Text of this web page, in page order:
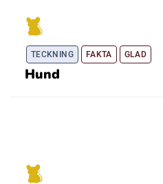
TECKNING FAKTA GLAD
Hund